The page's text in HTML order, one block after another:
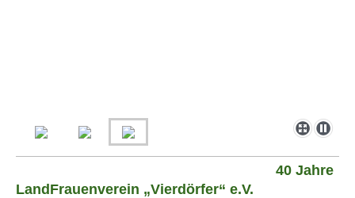
40 Jahre
LandFrauenverein „Vierdörfer“ e.V.